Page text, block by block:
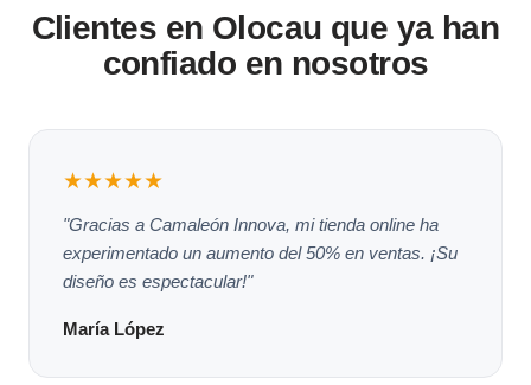
Clientes en Olocau que ya han
confiado en nosotros
★★★★★
"Gracias a Camaleón Innova, mi tienda online ha
experimentado un aumento del 50% en ventas. ¡Su
diseño es espectacular!"
María López